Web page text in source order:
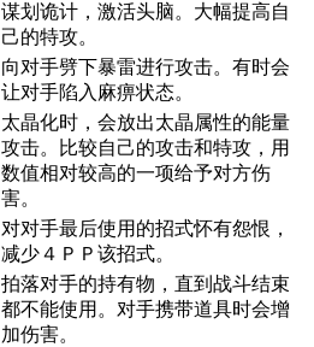
谋划诡计，激活头脑。大幅提高自
己的特攻。
向对手劈下暴雷进行攻击。有时会
让对手陷入麻痹状态。
太晶化时，会放出太晶属性的能量
攻击。比较自己的攻击和特攻，用
数值相对较高的一项给予对方伤
害。
对对手最后使用的招式怀有怨恨，
减少４ＰＰ该招式。
拍落对手的持有物，直到战斗结束
都不能使用。对手携带道具时会增
加伤害。